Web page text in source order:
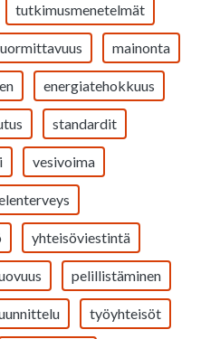
tutkimusmenetelmät
mainonta
energiatehokkuus
standardit
vesivoima
yhteisöviestintä
pelillistäminen
työyhteisöt